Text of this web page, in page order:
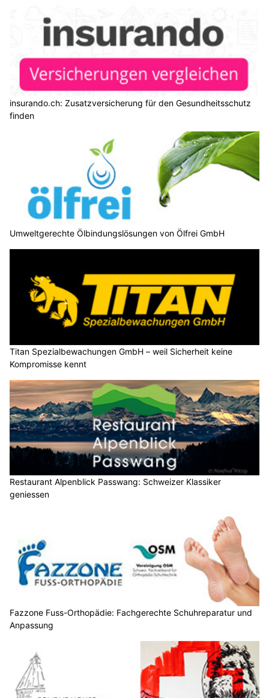
insurando.ch: Zusatzversicherung für den Gesundheitsschutz
finden
Umweltgerechte Ölbindungslösungen von Ölfrei GmbH
Titan Spezialbewachungen GmbH – weil Sicherheit keine
Kompromisse kennt
Restaurant Alpenblick Passwang: Schweizer Klassiker
geniessen
Fazzone Fuss-Orthopädie: Fachgerechte Schuhreparatur und
Anpassung